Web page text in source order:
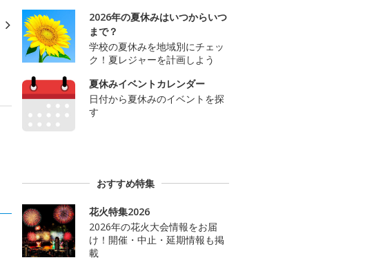
2026年の夏休みはいつからいつ
まで？
学校の夏休みを地域別にチェッ
ク！夏レジャーを計画しよう
夏休みイベントカレンダー
日付から夏休みのイベントを探
す
おすすめ特集
花火特集2026
2026年の花火大会情報をお届
け！開催・中止・延期情報も掲
載